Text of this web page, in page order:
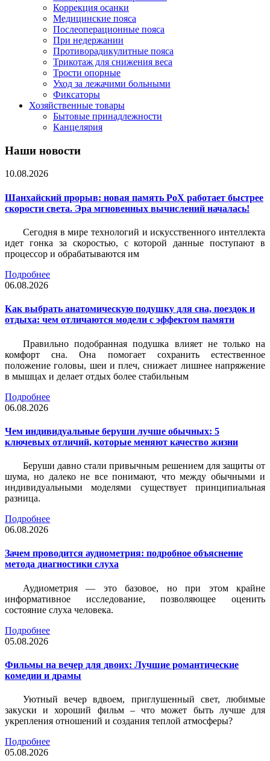
Коррекция осанки
Медицинские пояса
Послеоперационные пояса
При недержании
Противорадикулитные пояса
Трикотаж для снижения веса
Трости опорные
Уход за лежачими больными
Фиксаторы
Хозяйственные товары
Бытовые принадлежности
Канцелярия
Наши новости
10.08.2026
Шанхайский прорыв: новая память PoX работает быстрее
скорости света. Эра мгновенных вычислений началась!
Сегодня в мире технологий и искусственного интеллекта
идет гонка за скоростью, с которой данные поступают в
процессор и обрабатываются им
Подробнее
06.08.2026
Как выбрать анатомическую подушку для сна, поездок и
отдыха: чем отличаются модели с эффектом памяти
Правильно подобранная подушка влияет не только на
комфорт сна. Она помогает сохранить естественное
положение головы, шеи и плеч, снижает лишнее напряжение
в мышцах и делает отдых более стабильным
Подробнее
06.08.2026
Чем индивидуальные беруши лучше обычных: 5
ключевых отличий, которые меняют качество жизни
Беруши давно стали привычным решением для защиты от
шума, но далеко не все понимают, что между обычными и
индивидуальными моделями существует принципиальная
разница.
Подробнее
06.08.2026
Зачем проводится аудиометрия: подробное объяснение
метода диагностики слуха
Аудиометрия — это базовое, но при этом крайне
информативное исследование, позволяющее оценить
состояние слуха человека.
Подробнее
05.08.2026
Фильмы на вечер для двоих: Лучшие романтические
комедии и драмы
Уютный вечер вдвоем, приглушенный свет, любимые
закуски и хороший фильм – что может быть лучше для
укрепления отношений и создания теплой атмосферы?
Подробнее
05.08.2026